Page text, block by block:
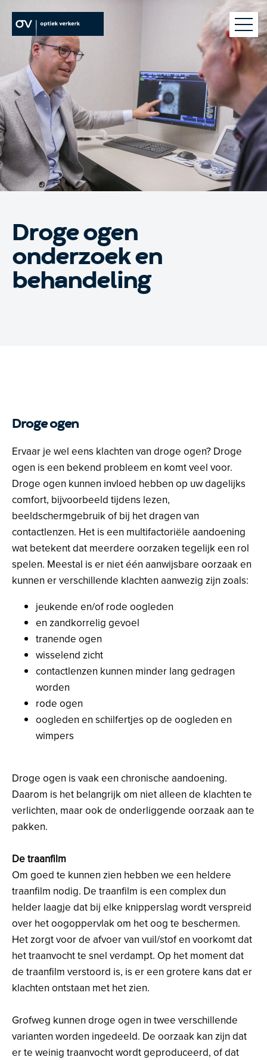
brillen
contactlenzen
oogzorg
webshop
optiek verkerk
Droge ogen
onderzoek en
behandeling
Droge ogen
Ervaar je wel eens klachten van droge ogen? Droge
ogen is een bekend probleem en komt veel voor.
Droge ogen kunnen invloed hebben op uw dagelijks
comfort, bijvoorbeeld tijdens lezen,
beeldschermgebruik of bij het dragen van
contactlenzen. Het is een multifactoriële aandoening
wat betekent dat meerdere oorzaken tegelijk een rol
spelen. Meestal is er niet één aanwijsbare oorzaak en
kunnen er verschillende klachten aanwezig zijn zoals:
jeukende en/of rode oogleden
en zandkorrelig gevoel
tranende ogen
wisselend zicht
contactlenzen kunnen minder lang gedragen
worden
rode ogen
oogleden en schilfertjes op de oogleden en
wimpers
Droge ogen is vaak een chronische aandoening.
Daarom is het belangrijk om niet alleen de klachten te
verlichten, maar ook de onderliggende oorzaak aan te
pakken.
De traanfilm
Om goed te kunnen zien hebben we een heldere
traanfilm nodig. De traanfilm is een complex dun
helder laagje dat bij elke knipperslag wordt verspreid
over het oogoppervlak om het oog te beschermen.
Het zorgt voor de afvoer van vuil/stof en voorkomt dat
het traanvocht te snel verdampt. Op het moment dat
de traanfilm verstoord is, is er een grotere kans dat er
klachten ontstaan met het zien.
Grofweg kunnen droge ogen in twee verschillende
varianten worden ingedeeld. De oorzaak kan zijn dat
er te weinig traanvocht wordt geproduceerd, of dat